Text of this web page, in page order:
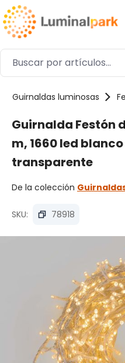
Saltar al contenido
Guirnaldas luminosas
Guirnalda Festón
m, 1660 led
transparente
De la colección
SKU: 78918